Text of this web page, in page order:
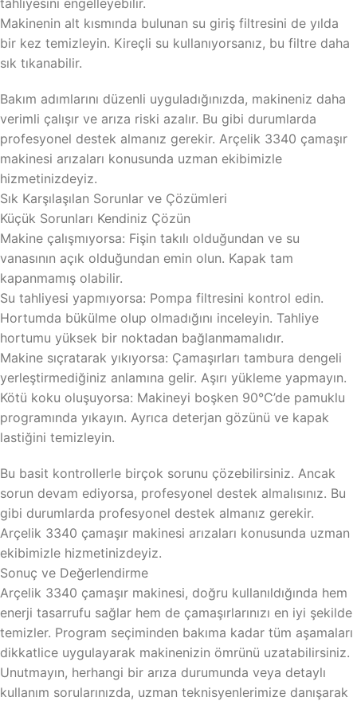
tahliyesini engelleyebilir.
Makinenin alt kısmında bulunan su giriş filtresini de yılda
bir kez temizleyin. Kireçli su kullanıyorsanız, bu filtre daha
sık tıkanabilir.
Bakım adımlarını düzenli uyguladığınızda, makineniz daha
verimli çalışır ve arıza riski azalır. Bu gibi durumlarda
profesyonel destek almanız gerekir. Arçelik 3340 çamaşır
makinesi arızaları konusunda uzman ekibimizle
hizmetinizdeyiz.
Sık Karşılaşılan Sorunlar ve Çözümleri
Küçük Sorunları Kendiniz Çözün
Makine çalışmıyorsa: Fişin takılı olduğundan ve su
vanasının açık olduğundan emin olun. Kapak tam
kapanmamış olabilir.
Su tahliyesi yapmıyorsa: Pompa filtresini kontrol edin.
Hortumda bükülme olup olmadığını inceleyin. Tahliye
hortumu yüksek bir noktadan bağlanmamalıdır.
Makine sıçratarak yıkıyorsa: Çamaşırları tambura dengeli
yerleştirmediğiniz anlamına gelir. Aşırı yükleme yapmayın.
Kötü koku oluşuyorsa: Makineyi boşken 90°C’de pamuklu
programında yıkayın. Ayrıca deterjan gözünü ve kapak
lastiğini temizleyin.
Bu basit kontrollerle birçok sorunu çözebilirsiniz. Ancak
sorun devam ediyorsa, profesyonel destek almalısınız. Bu
gibi durumlarda profesyonel destek almanız gerekir.
Arçelik 3340 çamaşır makinesi arızaları konusunda uzman
ekibimizle hizmetinizdeyiz.
Sonuç ve Değerlendirme
Arçelik 3340 çamaşır makinesi, doğru kullanıldığında hem
enerji tasarrufu sağlar hem de çamaşırlarınızı en iyi şekilde
temizler. Program seçiminden bakıma kadar tüm aşamaları
dikkatlice uygulayarak makinenizin ömrünü uzatabilirsiniz.
Unutmayın, herhangi bir arıza durumunda veya detaylı
kullanım sorularınızda, uzman teknisyenlerimize danışarak